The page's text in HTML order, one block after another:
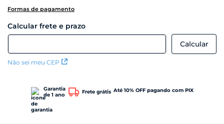
Formas de pagamento
Não sei meu CEP
Garantia
de 1 ano
Frete grátis Até 10% OFF pagando com PIX